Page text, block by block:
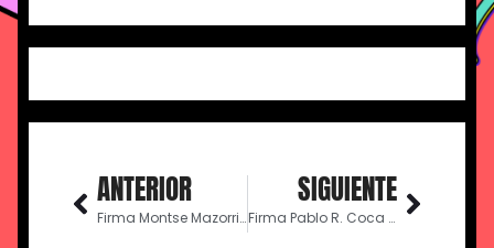
ANTERIOR
Firma Montse Mazorriaga – 18:30
SIGUIENTE
Firma Pablo R. Coca – 19:00